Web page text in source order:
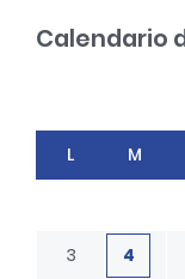
r
s
Calendario
L M
3 4